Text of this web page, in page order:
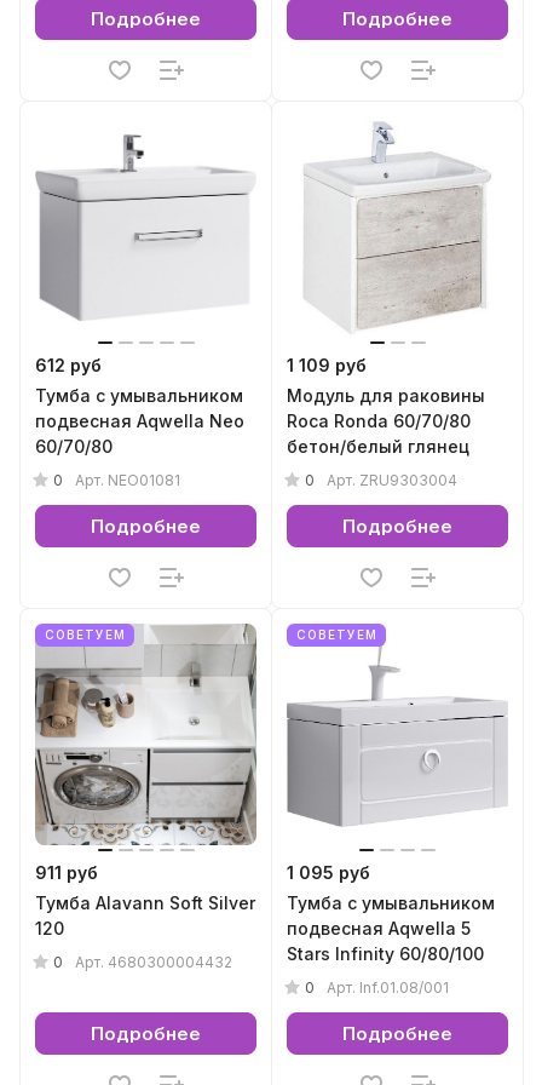
Подробнее Подробнее
612 руб
Тумба с умывальником
подвесная Aqwella Neo
60/70/80
0 Арт. NEO01081
Подробнее
1 109 руб
Модуль для раковины
Roca Ronda 60/70/80
бетон/белый глянец
0 Арт. ZRU9303004
Подробнее
СОВЕТУЕМ
911 руб
Тумба Alavann Soft Silver
120
0 Арт. 4680300004432
Подробнее
СОВЕТУЕМ
1 095 руб
Тумба с умывальником
подвесная Aqwella 5
Stars Infinity 60/80/100
0 Арт. Inf.01.08/001
Подробнее